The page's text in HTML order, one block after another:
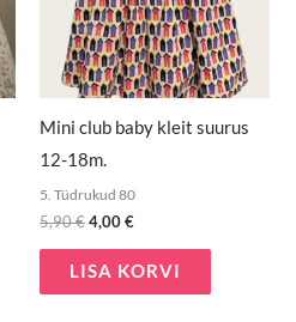
Mini club baby kleit suurus
12-18m.
5. Tüdrukud 80
5,90€4,00€
LISA KORVI